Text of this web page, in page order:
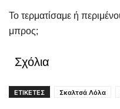
Το τερματίσαμε ή
μπρος;
Σχόλια
ΕΤΙΚΕΤΕΣ Σκαλτσά Λόλα